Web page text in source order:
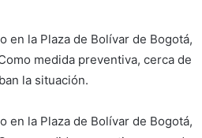
en la Plaza de Bolívar de Bogotá,
medida preventiva, cerca de
la situación.
en la Plaza de Bolívar de Bogotá,